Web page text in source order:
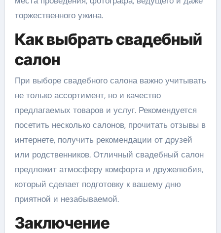
торжественного ужина.
Как выбрать свадебный
салон
При выборе свадебного салона важно учитывать
не только ассортимент, но и качество
предлагаемых товаров и услуг. Рекомендуется
посетить несколько салонов, прочитать отзывы в
интернете, получить рекомендации от друзей
или родственников. Отличный свадебный салон
предложит атмосферу комфорта и дружелюбия,
который сделает подготовку к вашему дню
приятной и незабываемой.
Заключение